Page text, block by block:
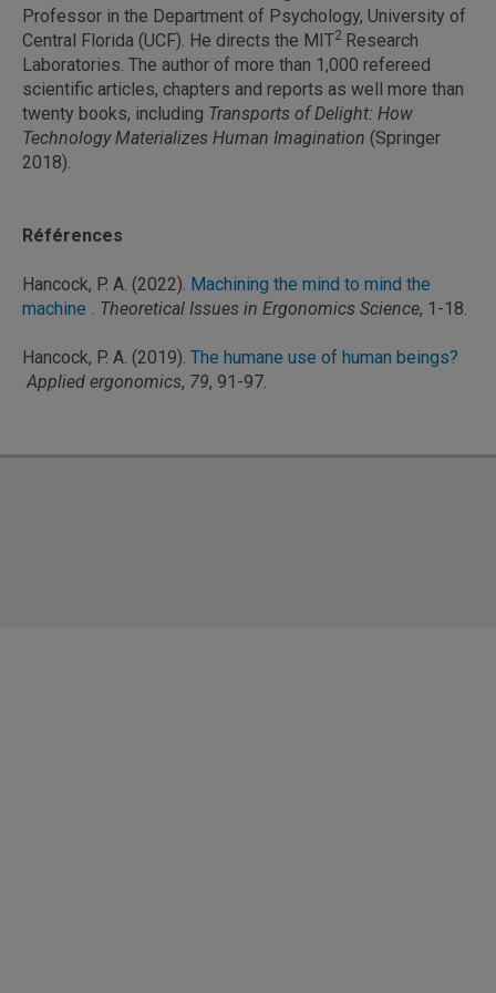
Professor in the Department of Psychology, University of
Central Florida (UCF). He directs the MIT2 Research
Laboratories. The author of more than 1,000 refereed
scientific articles, chapters and reports as well more than
twenty books, including Transports of Delight: How
Technology Materializes Human Imagination (Springer
2018).
Références
Hancock, P. A. (2022). Machining the mind to mind the
machine . Theoretical Issues in Ergonomics Science, 1-18.
Hancock, P. A. (2019). The humane use of human beings?
Applied ergonomics, 79, 91-97.